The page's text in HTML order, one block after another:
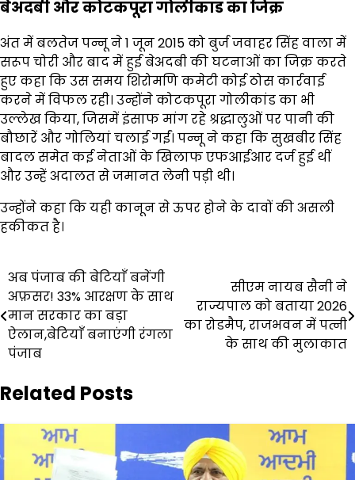
बेअदबी और कोटकपूरा गोलीकांड का जिक्र
अंत में बलतेज पन्नू ने 1 जून 2015 को बुर्ज जवाहर सिंह वाला में
सरूप चोरी और बाद में हुई बेअदबी की घटनाओं का जिक्र करते
हुए कहा कि उस समय शिरोमणि कमेटी कोई ठोस कार्रवाई
करने में विफल रही। उन्होंने कोटकपूरा गोलीकांड का भी
उल्लेख किया, जिसमें इंसाफ मांग रहे श्रद्धालुओं पर पानी की
बौछारें और गोलियां चलाई गईं। पन्नू ने कहा कि सुखबीर सिंह
बादल समेत कई नेताओं के खिलाफ एफआईआर दर्ज हुई थीं
और उन्हें अदालत से जमानत लेनी पड़ी थी।
उन्होंने कहा कि यही कानून से ऊपर होने के दावों की असली
हकीकत है।
Post
navigation
अब पंजाब की बेटियाँ बनेंगी
अफ़सर! 33% आरक्षण के साथ
मान सरकार का बड़ा
ऐलान,बेटियाँ बनाएंगी रंगला
पंजाब
सीएम नायब सैनी ने
राज्यपाल को बताया 2026
का रोडमैप, राजभवन में पत्नी
के साथ की मुलाकात
Related Posts